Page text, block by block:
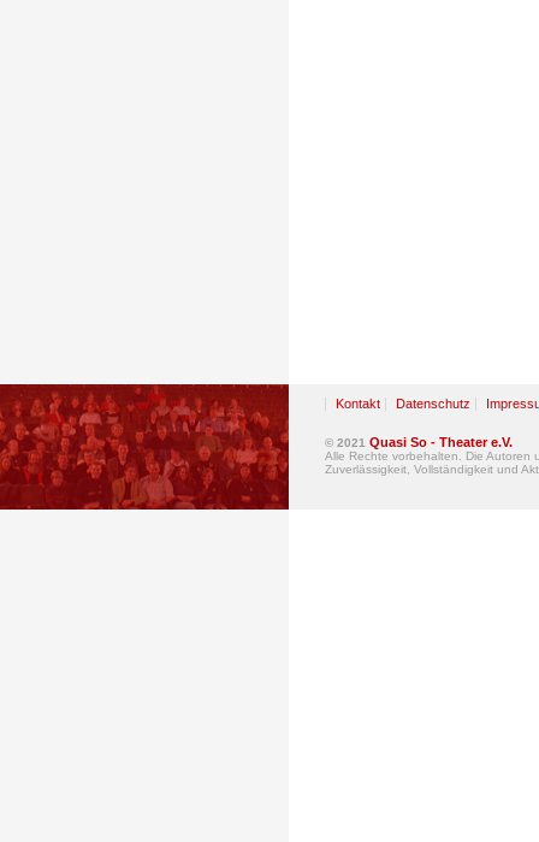
Kontakt Datenschutz
© 2021 Quasi So - Theater e.V.
Alle Rechte vorbehalten. Die Autoren
Zuverlässigkeit, Vollständigkeit und